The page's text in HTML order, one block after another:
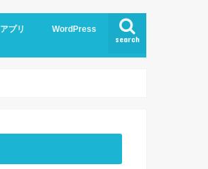
search
アプリ WordPress